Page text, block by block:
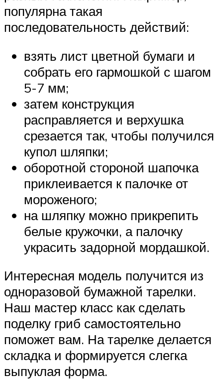
популярна такая
последовательность действий:
взять лист цветной бумаги и
собрать его гармошкой с шагом
5-7 мм;
затем конструкция
расправляется и верхушка
срезается так, чтобы получился
купол шляпки;
оборотной стороной шапочка
приклеивается к палочке от
мороженого;
на шляпку можно прикрепить
белые кружочки, а палочку
украсить задорной мордашкой.
Интересная модель получится из
одноразовой бумажной тарелки.
Наш мастер класс как сделать
поделку гриб самостоятельно
поможет вам. На тарелке делается
складка и формируется слегка
выпуклая форма.